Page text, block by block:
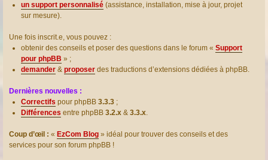
un support personnalisé (assistance, installation, mise à jour, projet
sur mesure).
Une fois inscrit.e, vous pouvez :
obtenir des conseils et poser des questions dans le forum « Support
pour phpBB » ;
demander & proposer des traductions d’extensions dédiées à phpBB.
Dernières nouvelles :
Correctifs pour phpBB 3.3.3 ;
Différences entre phpBB 3.2.x & 3.3.x.
Coup d’œil : « EzCom Blog » idéal pour trouver des conseils et des
services pour son forum phpBB !